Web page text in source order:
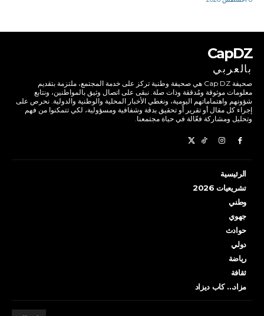
CapDZ
بالعربي
صحيفة Cap DZ هي صحيفة وطنية تركز على خدمة المجتمع، ملتزمة بتقديم
معلومات موثوقة ومُدققة وذات صلة. نبقى على اتصال وثيق بالمواطنين، ونتابع
شؤونهم واهتماماتهم اليومية، ونغطي الأخبار المحلية والوطنية والدولية. نحرص على
إجراء كل مقال أو تقرير أو تحقيق بدقة وشفافية ومسؤولية، لكي تتمكنوا من فهم
وتحليل ومشاركة فعّالة في حياة مجتمعنا.
الرئيسية
تشريعيات 2026
وطني
جهوي
حوادث
دولي
رياضة
ثقافة
مزاد… كاب ديزاد